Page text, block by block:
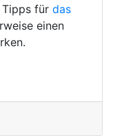
Tipps für das
einen